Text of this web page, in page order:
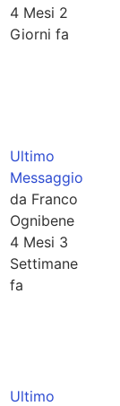
4 Mesi 2
Giorni fa
Ultimo
Messaggio
da Franco
Ognibene
4 Mesi 3
Settimane
fa
Ultimo